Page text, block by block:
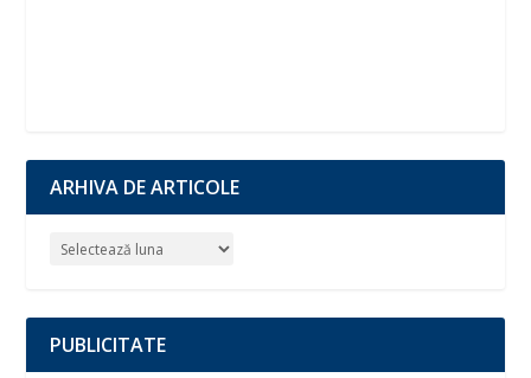
ARHIVA DE ARTICOLE
PUBLICITATE